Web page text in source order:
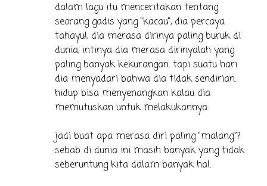
dalam lagu itu menceritakan tentang
seorang gadis yang "kacau", dia percaya
tahayul, dia merasa dirinya paling buruk di
dunia, intinya dia merasa dirinyalah yang
paling banyak kekurangan. tapi suatu hari
dia menyadari bahwa dia tidak sendirian.
hidup bisa menyenangkan kalau dia
memutuskan untuk melakukannya.
jadi buat apa merasa diri paling "malang"?
sebab di dunia ini masih banyak yang tidak
seberuntung kita dalam banyak hal.